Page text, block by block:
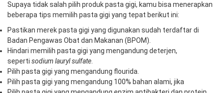
Supaya tidak salah pilih produk pasta gigi, kamu bisa menerapkan
beberapa tips memilih pasta gigi yang tepat berikut ini:
Pastikan merek pasta gigi yang digunakan sudah terdaftar di
Badan Pengawas Obat dan Makanan (BPOM).
Hindari memilih pasta gigi yang mengandung deterjen,
seperti sodium lauryl sulfate
Pilih pasta gigi yang mengandung flourida.
Pilih pasta gigi yang mengandung 100% bahan alami, jika